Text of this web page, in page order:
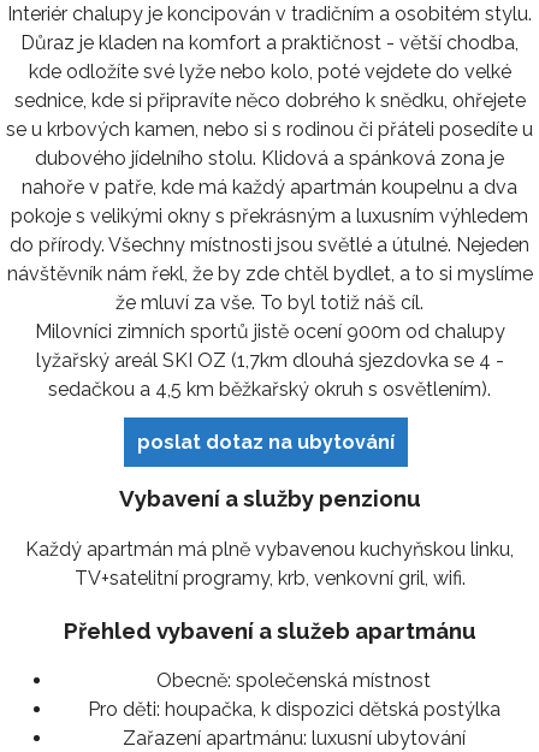
Interiér chalupy je koncipován v tradičním a osobitém stylu.
Důraz je kladen na komfort a praktičnost - větší chodba,
kde odložíte své lyže nebo kolo, poté vejdete do velké
sednice, kde si připravíte něco dobrého k snědku, ohřejete
se u krbových kamen, nebo si s rodinou či přáteli posedíte u
dubového jídelního stolu. Klidová a spánková zona je
nahoře v patře, kde má každý apartmán koupelnu a dva
pokoje s velikými okny s překrásným a luxusním výhledem
do přírody. Všechny místnosti jsou světlé a útulné. Nejeden
návštěvník nám řekl, že by zde chtěl bydlet, a to si myslíme
že mluví za vše. To byl totiž náš cíl.
Milovníci zimních sportů jistě ocení 900m od chalupy
lyžařský areál SKI OZ (1,7km dlouhá sjezdovka se 4 -
sedačkou a 4,5 km běžkařský okruh s osvětlením).
poslat dotaz na ubytování
Vybavení a služby penzionu
Každý apartmán má plně vybavenou kuchyňskou linku,
TV+satelitní programy, krb, venkovní gril, wifi.
Přehled vybavení a služeb apartmánu
Obecně: společenská místnost
Pro děti: houpačka, k dispozici dětská postýlka
Zařazení apartmánu: luxusní ubytování